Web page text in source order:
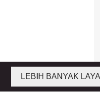
LEBIH BANYAK